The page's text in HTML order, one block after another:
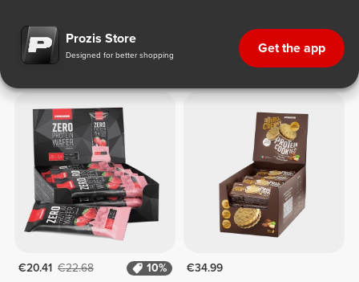
Prozis Store
Designed for better shopping Get the app
Πρωτεϊνικά Σνακς
€20.41 €22.68
10%
€34.99